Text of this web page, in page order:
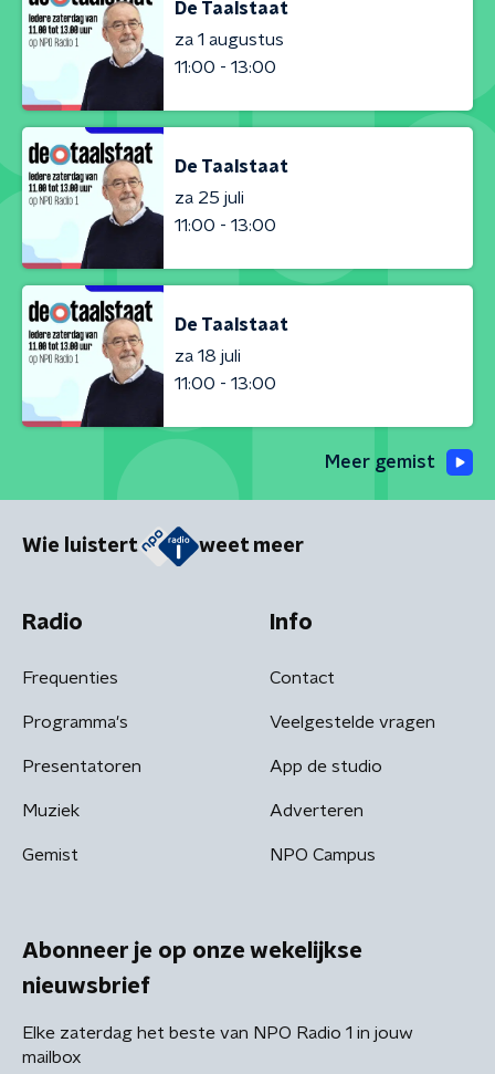
De Taalstaat
za 1 augustus
11:00 - 13:00
De Taalstaat
za 25 juli
11:00 - 13:00
De Taalstaat
za 18 juli
11:00 - 13:00
Meer gemist
Wie luistert weet meer
Radio
Frequenties
Programma's
Presentatoren
Muziek
Gemist
Info
Contact
Veelgestelde vragen
App de studio
Adverteren
NPO Campus
Abonneer je op onze wekelijkse
nieuwsbrief
Elke zaterdag het beste van NPO Radio 1 in jouw
mailbox